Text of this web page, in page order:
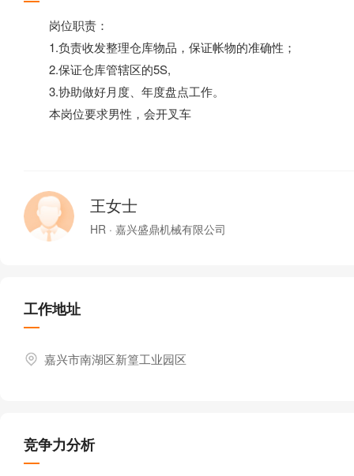
岗位职责：
1.负责收发整理仓库物品，保证帐物的准确性；
2.保证仓库管辖区的5S,
3.协助做好月度、年度盘点工作。
本岗位要求男性，会开叉车
王女士
HR · 嘉兴盛鼎机械有限公司
工作地址
嘉兴市南湖区新篁工业园区
竞争力分析